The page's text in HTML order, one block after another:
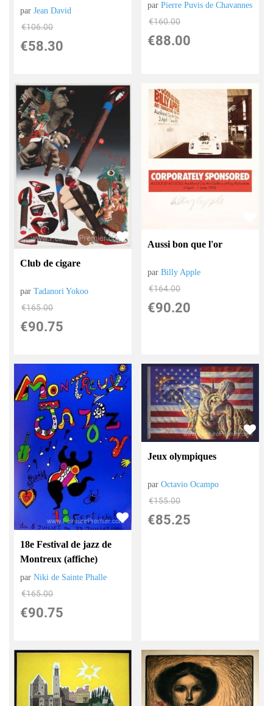
parJean David
€106.00
€58.30
parPierre Puvis de Chavannes
€160.00
€88.00
Club de cigare
parTadanori Yokoo
€165.00
€90.75
Aussi bon que l'or
parBilly Apple
€164.00
€90.20
18e Festival de jazz de
Montreux (affiche)
parNiki de Sainte Phalle
€165.00
€90.75
Jeux olympiques
parOctavio Ocampo
€155.00
€85.25